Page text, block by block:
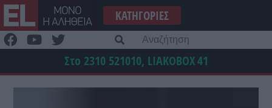
Μετάβαση
στο
περιεχόμενο
ΚΑΤΗΓΟΡΊΕΣ
Στο 2310 521010, LIAKOBOX41